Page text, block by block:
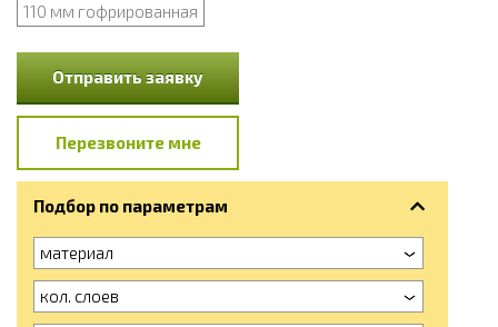
110 мм гофрированная
Отправить заявку
Перезвоните мне
Подбор по параметрам
материал
кол. слоев